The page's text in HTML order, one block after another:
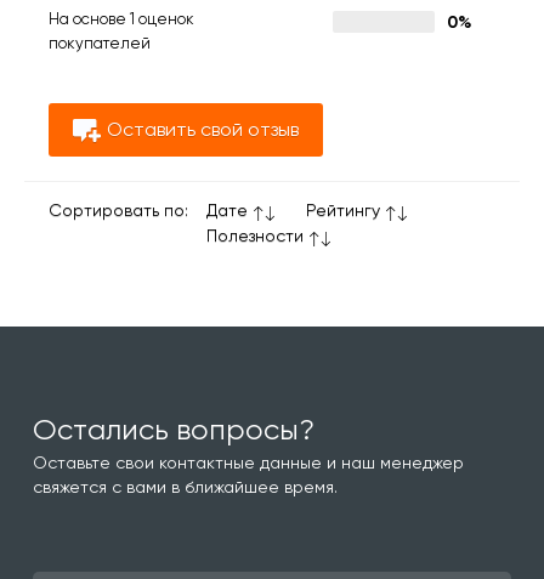
На основе 1 оценок
покупателей
0%
Оставить свой отзыв
Сортировать по: Дате
Рейтингу
Полезности
Остались вопросы?
Оставьте свои контактные данные и наш менеджер
свяжется с вами в ближайшее время.